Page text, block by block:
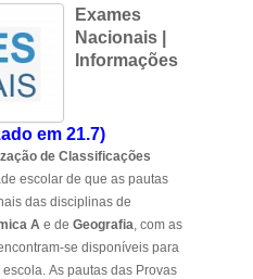
Exames
Nacionais |
Informações
em 21.7)
de Classificações
escolar de que as pautas
das disciplinas de
A e de Geografia , com as
se disponíveis para
As pautas das Provas